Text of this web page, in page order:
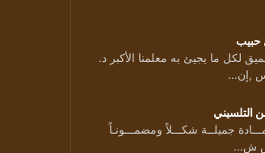
حبيب
لكل ما يجيئ به معلمنا الأكبر د.
,إن...
جميلــة شكـــلاً ومضمـــونـاً
ش...